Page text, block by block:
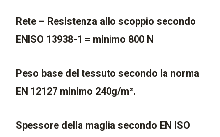
Rete – Resistenza allo scoppio secondo
ENISO 13938-1 = minimo 800 N
Peso base del tessuto secondo la norma
EN 12127 minimo 240g/m².
Spessore della maglia secondo EN ISO